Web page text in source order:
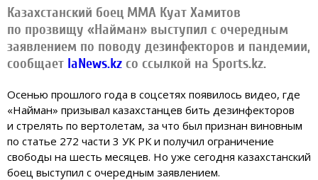
Казахстанский боец ММА Куат Хамитов
по прозвищу «Найман» выступил с очередным
заявлением по поводу дезинфекторов и пандемии,
сообщает IaNews.kz со ссылкой на Sports.kz.
Осенью прошлого года в соцсетях появилось видео, где
«Найман» призывал казахстанцев бить дезинфекторов
и стрелять по вертолетам, за что был признан виновным
по статье 272 части 3 УК РК и получил ограничение
свободы на шесть месяцев. Но уже сегодня казахстанский
боец выступил с очередным заявлением.